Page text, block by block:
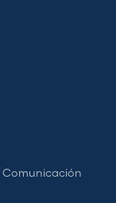
Comunicación